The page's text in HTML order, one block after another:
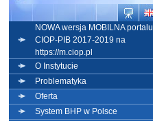
NOWA wersja MOBILNA portalu
CIOP-PIB 2017-2019 na
https://m.ciop.pl
O Instytucie
Problematyka
Oferta
System BHP w Polsce